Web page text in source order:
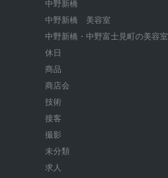
中野新橋
中野新橋 美容室
中野新橋・中野富士見町の美容室
休日
商品
商店会
技術
接客
撮影
未分類
求人